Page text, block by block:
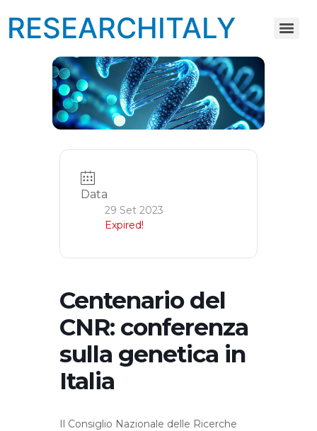
RESEARCHITALY
Data
29 Set 2023
Expired!
Centenario del
CNR: conferenza
sulla genetica in
Italia
Il Consiglio Nazionale delle Ricerche